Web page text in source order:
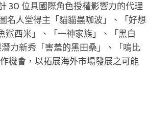
30 位具國際角色授權影響力的代理
名人堂得主「貓貓蟲咖波」、「好想
鯊西米」、「一神家族」、「黑白
力新秀「害羞的黑田桑」、「嗚比
機會，以拓展海外市場發展之可能